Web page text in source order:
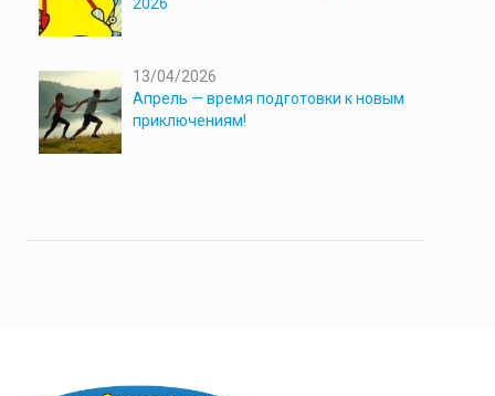
13/04/2026
Апрель — время подготовки к новым
приключениям!